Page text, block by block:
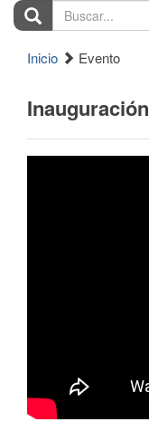
Buscar...
Inicio Evento
Inauguración